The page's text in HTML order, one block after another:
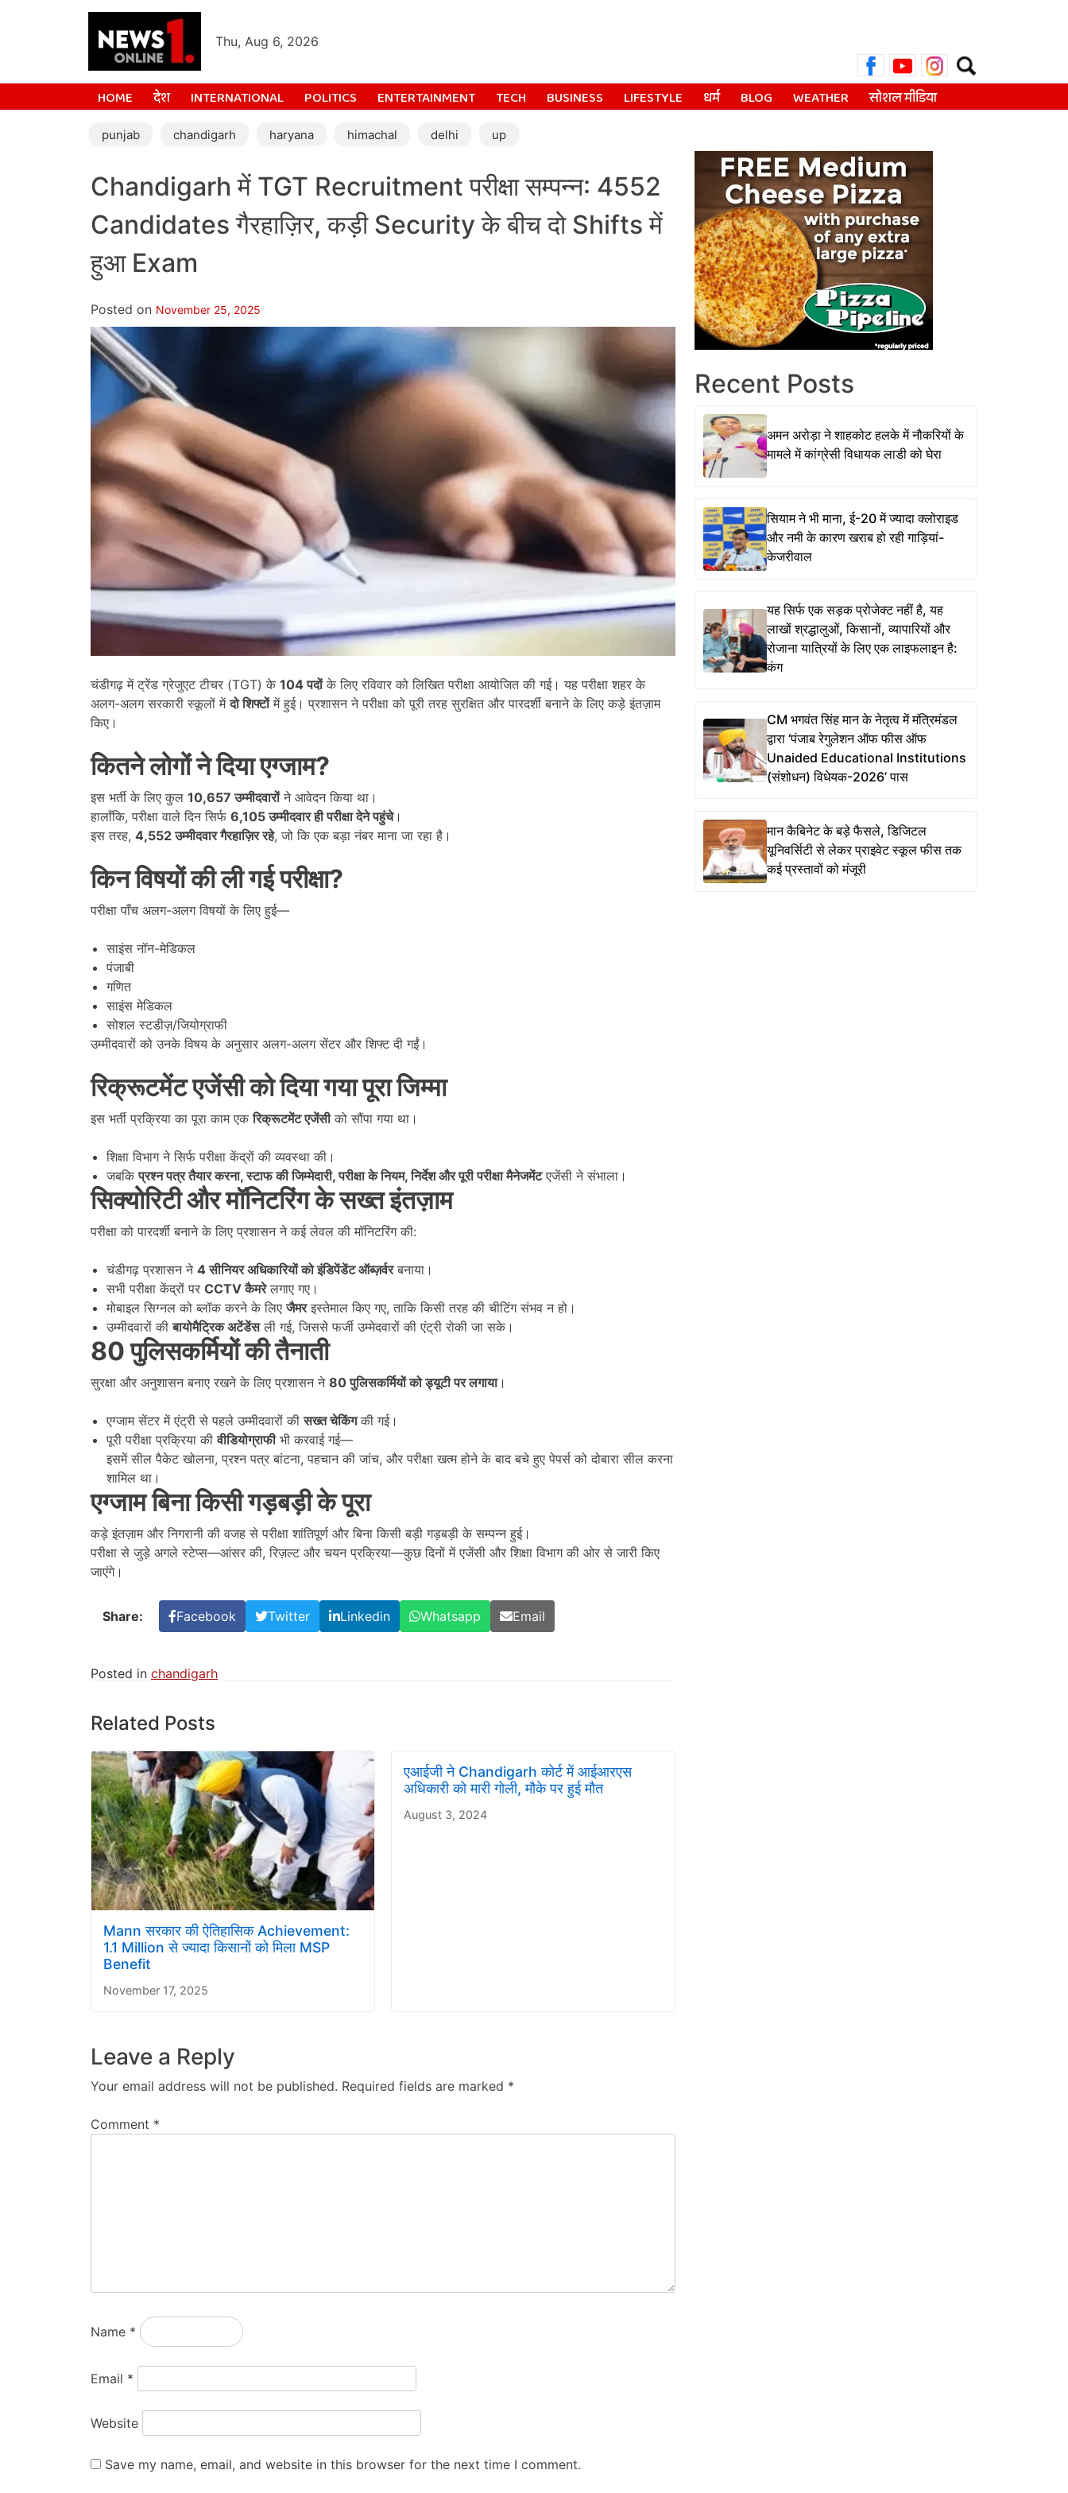
Thu, Aug 6, 2026
Search
for:
HOME देश INTERNATIONAL POLITICS ENTERTAINMENT TECH BUSINESS LIFESTYLE धर्म BLOG WEATHER सोशल मीडिया
punjab chandigarh haryana himachal delhi up
Chandigarh में TGT Recruitment परीक्षा सम्पन्न: 4552
Candidates गैरहाज़िर, कड़ी Security के बीच दो Shifts में
हुआ Exam
Posted on November 25, 2025
चंडीगढ़ में ट्रेंड ग्रेजुएट टीचर (TGT) के 104पदोंके लिए रविवार को लिखित परीक्षा आयोजित की गई। यह परीक्षा शहर के
अलग-अलग सरकारी स्कूलों मेंदो शिफ्टोंमें हुई। प्रशासन ने परीक्षा को पूरी तरह सुरक्षित और पारदर्शी बनाने के लिए कड़े इंतज़ाम
किए।
कितने लोगों ने दिया एग्जाम?
इस भर्ती के लिए कुल 10,657उम्मीदवारोंने आवेदन किया था।
हालाँकि, परीक्षा वाले दिन सिर्फ 6,105उम्मीदवार ही परीक्षा देने पहुंचे।
इस तरह, 4,552उम्मीदवार गैरहाज़िर रहे, जो कि एक बड़ा नंबर माना जा रहा है।
किन विषयों की ली गई परीक्षा?
परीक्षा पाँच अलग-अलग विषयों के लिए हुई—
साइंस नॉन-मेडिकल
पंजाबी
गणित
साइंस मेडिकल
सोशल स्टडीज़/जियोग्राफी
उम्मीदवारों को उनके विषय के अनुसार अलग-अलग सेंटर और शिफ्ट दी गईं।
रिक्रूटमेंट एजेंसी को दिया गया पूरा जिम्मा
इस भर्ती प्रक्रिया का पूरा काम एकरिक्रूटमेंट एजेंसीको सौंपा गया था।
शिक्षा विभाग ने सिर्फ परीक्षा केंद्रों की व्यवस्था की।
जबकिप्रश्न पत्र तैयार करना,स्टाफ की जिम्मेदारी,परीक्षा के नियम,निर्देश और पूरी परीक्षा मैनेजमेंटएजेंसी ने संभाला।
सिक्योरिटी और मॉनिटरिंग के सख्त इंतज़ाम
परीक्षा को पारदर्शी बनाने के लिए प्रशासन ने कई लेवल की मॉनिटरिंग की:
चंडीगढ़ प्रशासन ने 4सीनियर अधिकारियों को इंडिपेंडेंट ऑब्ज़र्वरबनाया।
सभी परीक्षा केंद्रों पर CCTVकैमरेलगाए गए।
मोबाइल सिग्नल को ब्लॉक करने के लिएजैमरइस्तेमाल किए गए, ताकि किसी तरह की चीटिंग संभव न हो।
उम्मीदवारों कीबायोमैट्रिक अटेंडेंसली गई, जिससे फर्जी उम्मेदवारों की एंट्री रोकी जा सके।
80पुलिसकर्मियों की तैनाती
सुरक्षा और अनुशासन बनाए रखने के लिए प्रशासन ने 80पुलिसकर्मियों को ड्यूटी पर लगाया।
एग्जाम सेंटर में एंट्री से पहले उम्मीदवारों कीसख्त चेकिंगकी गई।
पूरी परीक्षा प्रक्रिया कीवीडियोग्राफीभी करवाई गई—
इसमें सील पैकेट खोलना, प्रश्न पत्र बांटना, पहचान की जांच, और परीक्षा खत्म होने के बाद बचे हुए पेपर्स को दोबारा सील करना
शामिल था।
एग्जाम बिना किसी गड़बड़ी के पूरा
कड़े इंतज़ाम और निगरानी की वजह से परीक्षा शांतिपूर्ण और बिना किसी बड़ी गड़बड़ी के सम्पन्न हुई।
परीक्षा से जुड़े अगले स्टेप्स—आंसर की, रिज़ल्ट और चयन प्रक्रिया—कुछ दिनों में एजेंसी और शिक्षा विभाग की ओर से जारी किए
जाएंगे।
Share: Facebook Twitter Linkedin Whatsapp Email
Posted in chandigarh
Related Posts
Mann सरकार की ऐतिहासिक Achievement:
1.1 Million से ज्यादा किसानों को मिला MSP
Benefit
November 17, 2025
एआईजी ने Chandigarh कोर्ट में आईआरएस
अधिकारी को मारी गोली, मौके पर हुई मौत
August 3, 2024
Leave a Reply
Your email address will not be published. Required fields are marked *
Comment *
Name *
Email *
Website
Save my name, email, and website in this browser for the next time I comment.
Recent Posts
अमन अरोड़ा ने शाहकोट हलके में नौकरियों के
मामले में कांग्रेसी विधायक लाडी को घेरा
सियाम ने भी माना, ई-20 में ज्यादा क्लोराइड
और नमी के कारण खराब हो रही गाड़ियां-
केजरीवाल
यह सिर्फ एक सड़क प्रोजेक्ट नहीं है, यह
लाखों श्रद्धालुओं, किसानों, व्यापारियों और
रोजाना यात्रियों के लिए एक लाइफलाइन है:
कंग
CM भगवंत सिंह मान के नेतृत्व में मंत्रिमंडल
द्वारा ‘पंजाब रेगुलेशन ऑफ फीस ऑफ
Unaided Educational Institutions
(संशोधन) विधेयक-2026’ पास
मान कैबिनेट के बड़े फैसले, डिजिटल
यूनिवर्सिटी से लेकर प्राइवेट स्कूल फीस तक
कई प्रस्तावों को मंजूरी